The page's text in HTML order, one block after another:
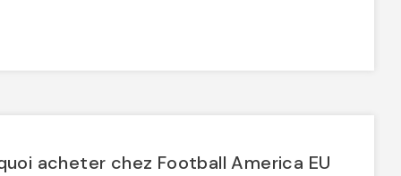
acheter chez Football America EU